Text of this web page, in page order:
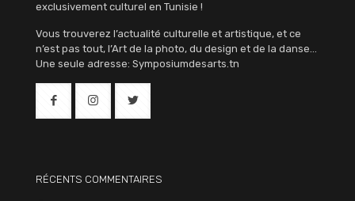
exclusivement culturel en Tunisie !
Vous trouverez l’actualité culturelle et artistique, et ce
n’est pas tout, l’Art de la photo, du design et de la danse…
Une seule adresse: Symposiumdesarts.tn
RÉCENTS COMMENTAIRES